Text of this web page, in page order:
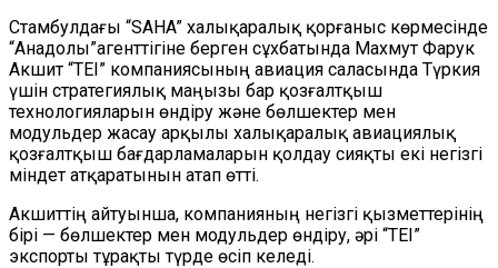
Стамбулдағы “SAHA” халықаралық қорғаныс көрмесінде
“Анадолы”агенттігіне берген сұхбатында Махмут Фарук
Акшит “TEI” компаниясының авиация саласында Түркия
үшін стратегиялық маңызы бар қозғалтқыш
технологияларын өндіру және бөлшектер мен
модульдер жасау арқылы халықаралық авиациялық
қозғалтқыш бағдарламаларын қолдау сияқты екі негізгі
міндет атқаратынын атап өтті.
Акшиттің айтуынша, компанияның негізгі қызметтерінің
бірі — бөлшектер мен модульдер өндіру, әрі “TEI”
экспорты тұрақты түрде өсіп келеді.